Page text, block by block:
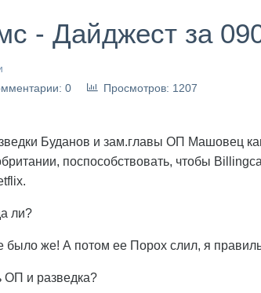
- Дайджест за
0 Просмотров: 1207
Буданов и зам.главы ОП Машовец
поспособствовать, чтобы
ли?
было же! А потом ее Порох слил, я
ОП и разведка?